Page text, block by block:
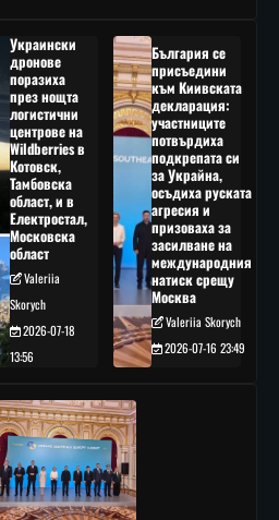
Украински
дронове
поразиха
през нощта
логистични
центрове на
Wildberries в
Котовск,
Тамбовска
област, и в
Електростал,
Московска
област
Valeriia
Skorych
2026-07-18
13:56
България се
присъедини
към Киивската
декларация:
участниците
потвърдиха
подкрепата си
за Украйна,
осъдиха руската
агресия и
призоваха за
засилване на
международния
натиск срещу
Москва
Valeriia Skorych
2026-07-16 23:49